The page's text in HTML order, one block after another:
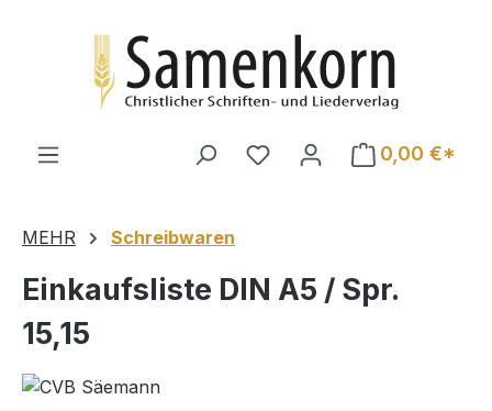
0,00 €*
MEHR Schreibwaren
Einkaufsliste DIN A5 / Spr.
15,15